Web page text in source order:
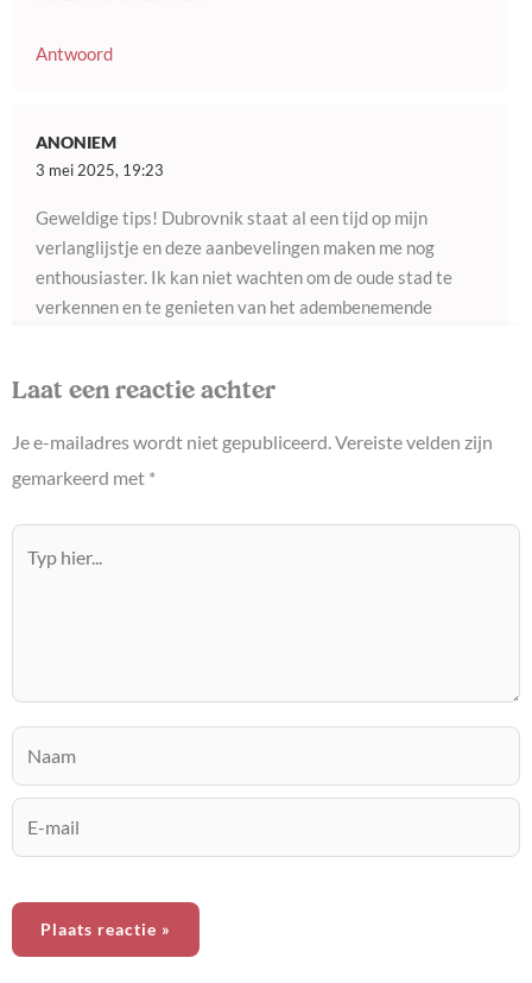
Antwoord
ANONIEM
3 mei 2025, 19:23
Geweldige tips! Dubrovnik staat al een tijd op mijn
verlanglijstje en deze aanbevelingen maken me nog
enthousiaster. Ik kan niet wachten om de oude stad te
verkennen en te genieten van het adembenemende
Antwoord
ANONIEM
Geweldige tips! Dubrovnik staat echt bovenaan mijn
KIMBER
25 maart 2025, 10:29
Antwoord
Laat een reactie achter
Je e-mailadres wordt niet gepubliceerd.Vereiste velden zijn
gemarkeerd met *
hier...
mail